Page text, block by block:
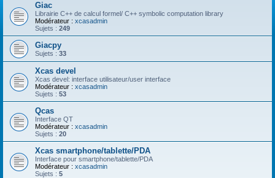
Giac
Librairie C++ de calcul formel/ C++ symbolic computation library
Modérateur : xcasadmin
Sujets : 249
Giacpy
Sujets : 33
Xcas devel
Xcas devel: interface utilisateur/user interface
Modérateur : xcasadmin
Sujets : 53
Qcas
Interface QT
Modérateur : xcasadmin
Sujets : 20
Xcas smartphone/tablette/PDA
Interface pour smartphone/tablette/PDA
Modérateur : xcasadmin
Sujets : 5